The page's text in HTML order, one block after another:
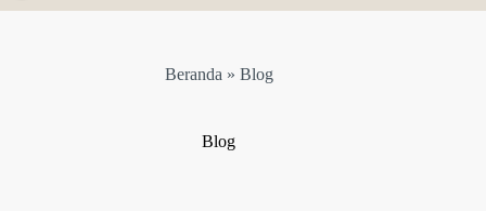
Beranda » Blog
Blog